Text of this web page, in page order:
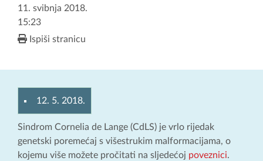
11. svibnja 2018.
15:23
Ispiši stranicu
12. 5. 2018.
Sindrom Cornelia de Lange (CdLS) je vrlo rijedak
genetski poremećaj s višestrukim malformacijama, o
kojemu više možete pročitati na sljedećoj poveznici.